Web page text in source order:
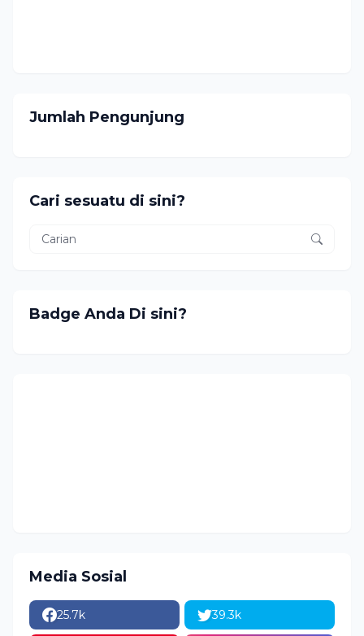
Jumlah Pengunjung
Cari sesuatu di sini?
Badge Anda Di sini?
Media Sosial
25.7k 39.3k